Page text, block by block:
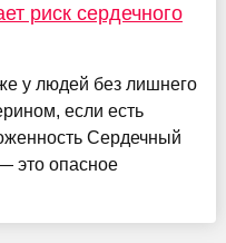
риск сердечного
у людей без лишнего
если есть
Сердечный
это опасное